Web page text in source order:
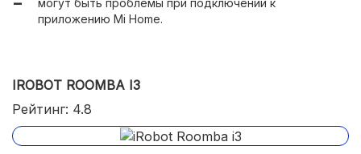
приложению Mi Home.
IROBOT ROOMBA I3
Рейтинг: 4.8